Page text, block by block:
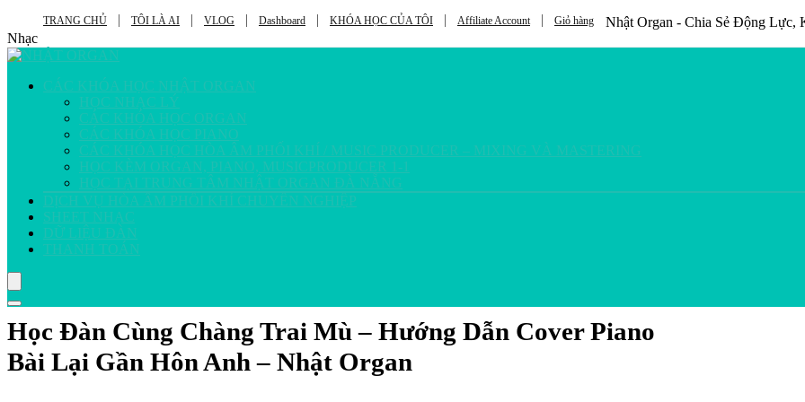
TRANG CHỦ TÔI LÀ AI VLOG Dashboard KHÓA HỌC CỦA TÔI Affiliate Account Giỏ hàng
Nhật Organ - Chia Sẻ Động
Nhạc
CÁC KHÓA HỌC NHẬT ORGAN
HỌC NHẠC LÝ
CÁC KHÓA HỌC ORGAN
CÁC KHÓA HỌC PIANO
CÁC KHÓA HỌC HÒA ÂM PHỐI KHÍ / MUSIC PRODUCER – MIXING VÀ MASTERING
HỌC KÈM ORGAN, PIANO, MUSICPRODUCER 1-1
HỌC TẠI TRUNG TÂM NHẬT ORGAN ĐÀ NẴNG
DỊCH VỤ HÒA ÂM PHỐI KHÍ CHUYÊN NGHIỆP
SHEET NHẠC
DỮ LIỆU ĐÀN
THANH TOÁN
Học Đàn Cùng Chàng Trai Mù – Hướng Dẫn Cover Piano
Bài Lại Gần Hôn Anh – Nhật Organ